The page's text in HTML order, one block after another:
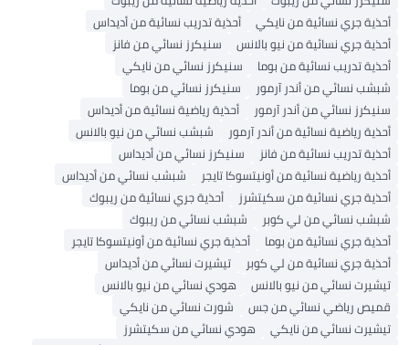
أحذية جري نسائية من نايكي
أحذية تدريب نسائية من أديداس
أحذية جري نسائية من نيو بالانس
سنيكرز نسائي من فانز
أحذية تدريب نسائية من بوما
سنيكرز نسائي من نايكي
شبشب نسائي من أندر آرمور
سنيكرز نسائي من بوما
سنيكرز نسائي من أندر آرمور
أحذية رياضية نسائية من أديداس
أحذية رياضية نسائية من أندر آرمور
شبشب نسائي من نيو بالانس
أحذية تدريب نسائية من فانز
سنيكرز نسائي من أديداس
أحذية رياضية نسائية من أونيتسوكا تايجر
شبشب نسائي من أديداس
أحذية جري نسائية من سكيتشرز
أحذية جري نسائية من ريبوك
شبشب نسائي من لي كوبر
شبشب نسائي من ريبوك
أحذية جري نسائية من بوما
أحذية جري نسائية من أونيتسوكا تايجر
أحذية جري نسائية من لي كوبر
تيشيرت نسائي من أديداس
تيشيرت نسائي من نيو بالانس
هودي نسائي من نيو بالانس
قميص رياضي نسائي من جس
شورت نسائي من نايكي
تيشيرت نسائي من نايكي
هودي نسائي من سكيتشرز